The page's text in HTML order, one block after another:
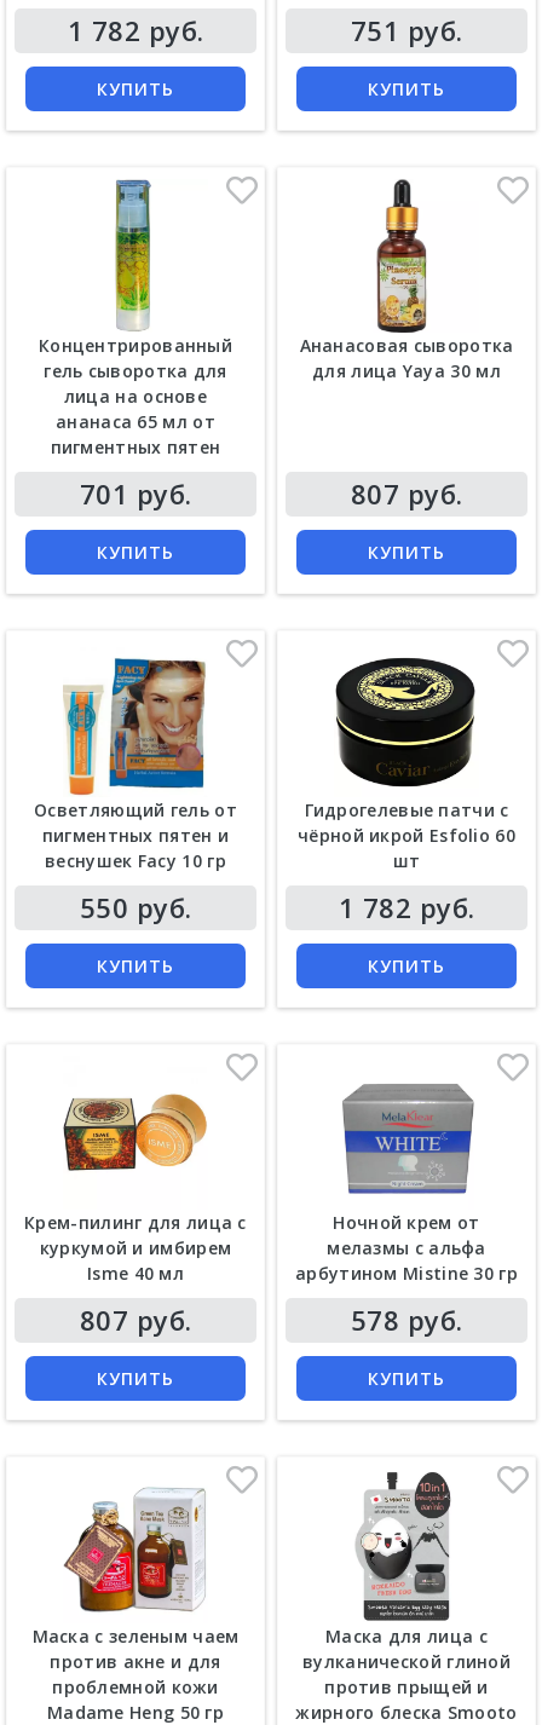
1 782 руб.
КУПИТЬ
751 руб.
КУПИТЬ
Концентрированный
гель сыворотка для
лица на основе
ананаса 65 мл от
пигментных пятен
701 руб.
КУПИТЬ
Ананасовая сыворотка
для лица Yaya 30 мл
807 руб.
КУПИТЬ
Осветляющий гель от
пигментных пятен и
веснушек Facy 10 гр
550 руб.
КУПИТЬ
Гидрогелевые патчи с
чёрной икрой Esfolio 60
шт
1 782 руб.
КУПИТЬ
Крем-пилинг для лица с
куркумой и имбирем
Isme 40 мл
807 руб.
КУПИТЬ
Ночной крем от
мелазмы с альфа
арбутином Mistine 30 гр
578 руб.
КУПИТЬ
Маска с зеленым чаем
против акне и для
проблемной кожи
Madame Heng 50 гр
Маска для лица с
вулканической глиной
против прыщей и
жирного блеска Smooto